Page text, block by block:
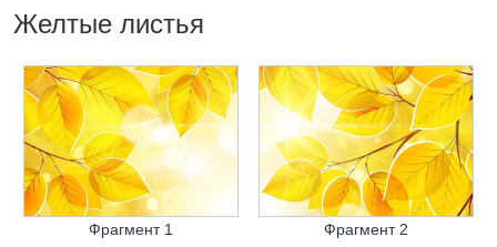
Желтые листья
Фрагмент 1 Фрагмент 2